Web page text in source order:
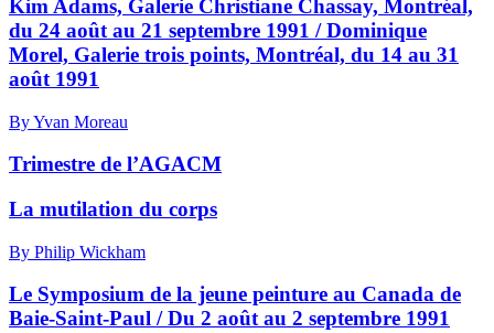
Kim Adams, Galerie Christiane Chassay, Montréal,
du 24 août au 21 septembre 1991 / Dominique
Morel, Galerie trois points, Montréal, du 14 au 31
août 1991
By Yvan Moreau
Trimestre de l’AGACM
La mutilation du corps
By Philip Wickham
Le Symposium de la jeune peinture au Canada de
Baie-Saint-Paul / Du 2 août au 2 septembre 1991